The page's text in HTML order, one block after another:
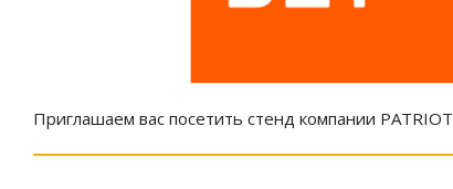
Приглашаем вас посетить стенд компании PATRIOT